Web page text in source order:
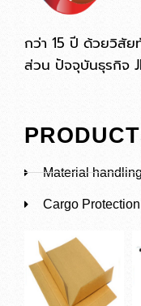
กว่า 15 ปี ด้วยวิสัย
ส่วน ปัจจุบันธุรกิจ
Material
Cargo Protection